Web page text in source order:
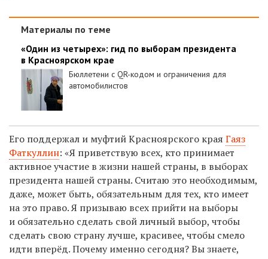
Материалы по теме
«Один из четырех»: гид по выборам президента
в Красноярском крае
Бюллетени с QR-кодом и ограничения для
автомобилистов
Его поддержал и муфтий Красноярского края Гаяз
Фаткуллин: «Я приветствую всех, кто принимает
активное участие в жизни нашей страны, в выборах
президента нашей страны. Считаю это необходимым,
даже, может быть, обязательным для тех, кто имеет
на это право. Я призываю всех прийти на выборы
и обязательно сделать свой личный выбор, чтобы
сделать свою страну лучше, красивее, чтобы смело
идти вперёд. Почему именно сегодня? Вы знаете,